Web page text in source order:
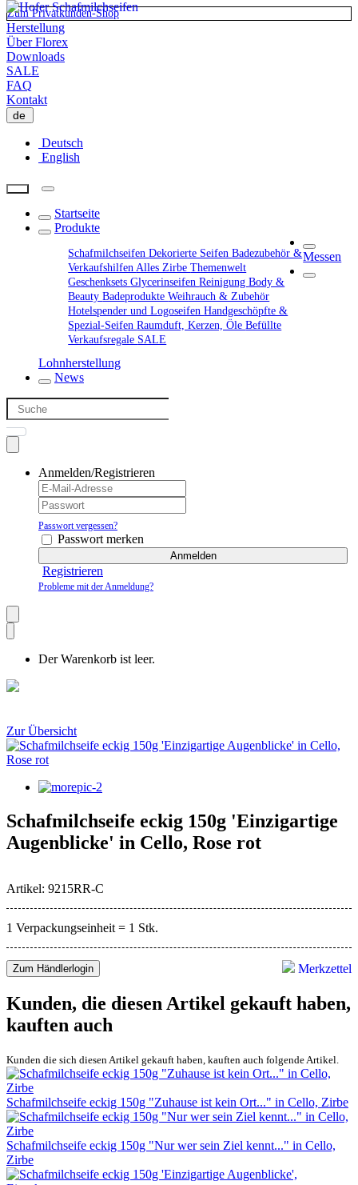
Zum Privatkunden-Shop
Herstellung
Über Florex
Downloads
SALE
FAQ
Kontakt
de
Deutsch
English
Startseite
Produkte
SchafmilchseifenDekorierte SeifenBadezubehör &
Verkaufshilfen Alles ZirbeThemenwelt
GeschenksetsGlycerinseifenReinigungBody &
BeautyBadeprodukteWeihrauch & Zubehör
Hotelspender und LogoseifenHandgeschöpfte &
Spezial-SeifenRaumduft, Kerzen, ÖleBefüllte
Verkaufsregale SALE
Messen
Lohnherstellung
News
Anmelden/Registrieren
Passwort vergessen?
Passwort merken
Anmelden
Registrieren
Probleme mit der Anmeldung?
Der Warenkorb ist leer.
Zur Übersicht
Schafmilchseife eckig 150g 'Einzigartige
Augenblicke' in Cello, Rose rot
Artikel: 9215RR-C
1 Verpackungseinheit = 1 Stk.
Merkzettel
Zum Händlerlogin
Kunden, die diesen Artikel gekauft haben,
kauften auch
Kunden die sich diesen Artikel gekauft haben, kauften auch folgende Artikel.
Schafmilchseife eckig 150g "Zuhause ist kein Ort..." in Cello, Zirbe
Schafmilchseife eckig 150g "Nur wer sein Ziel kennt..." in Cello,
Zirbe